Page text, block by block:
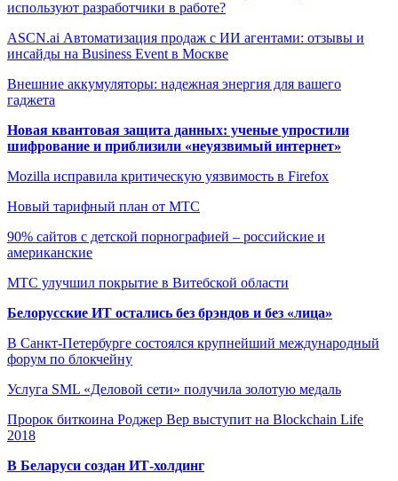
используют разработчики в работе?
ASCN.ai Автоматизация продаж с ИИ агентами: отзывы и
инсайды на Business Event в Москве
Внешние аккумуляторы: надежная энергия для вашего
гаджета
Новая квантовая защита данных: ученые упростили
шифрование и приблизили «неуязвимый интернет»
Mozilla исправила критическую уязвимость в Firefox
Новый тарифный план от МТС
90% сайтов с детской порнографией – российские и
американские
МТС улучшил покрытие в Витебской области
Белорусские ИТ остались без брэндов и без «лица»
В Санкт-Петербурге состоялся крупнейший международный
форум по блокчейну
Услуга SML «Деловой сети» получила золотую медаль
Пророк биткоина Роджер Вер выступит на Blockchain Life
2018
В Беларуси создан ИТ-холдинг